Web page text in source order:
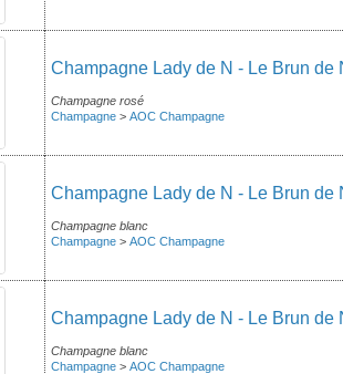
Champagne Lady de N - Le Brun de
Champagne rosé
Champagne > AOC Champagne
Champagne Lady de N - Le Brun de
Champagne blanc
Champagne > AOC Champagne
Champagne Lady de N - Le Brun de
Champagne blanc
Champagne > AOC Champagne